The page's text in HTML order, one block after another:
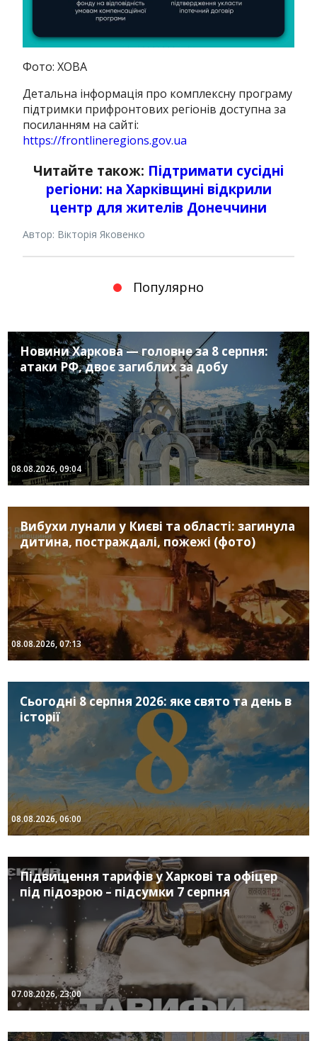
Фото: ХОВА
Детальна інформація про комплексну програму
підтримки прифронтових регіонів доступна за
посиланням на сайті:
https://frontlineregions.gov.ua
Читайте також: Підтримати сусідні
регіони: на Харківщині відкрили
центр для жителів Донеччини
Автор: Вікторія Яковенко
Популярно
Новини Харкова — головне за 8 серпня:
атаки РФ, двоє загиблих за добу
08.08.2026, 09:04
Вибухи лунали у Києві та області: загинула
дитина, постраждалі, пожежі (фото)
08.08.2026, 07:13
Сьогодні 8 серпня 2026: яке свято та день в
історії
08.08.2026, 06:00
Підвищення тарифів у Харкові та офіцер
під підозрою – підсумки 7 серпня
07.08.2026, 23:00